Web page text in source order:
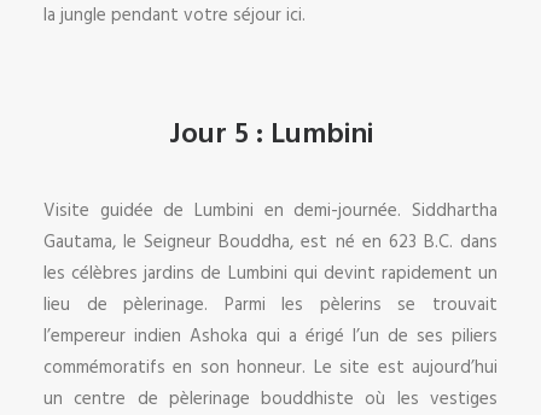
la jungle pendant votre séjour ici.
Jour 5 : Lumbini
Visite guidée de Lumbini en demi-journée. Siddhartha
Gautama, le Seigneur Bouddha, est né en 623 B.C. dans
les célèbres jardins de Lumbini qui devint rapidement un
lieu de pèlerinage. Parmi les pèlerins se trouvait
l’empereur indien Ashoka qui a érigé l’un de ses piliers
commémoratifs en son honneur. Le site est aujourd’hui
un centre de pèlerinage bouddhiste où les vestiges